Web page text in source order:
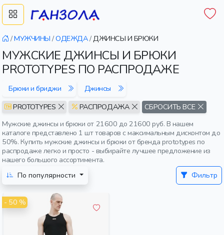
/МУЖЧИНЫ /ОДЕЖДА/ДЖИНСЫ И БРЮКИ
МУЖСКИЕ ДЖИНСЫ И БРЮКИ
PROTOTYPES ПО РАСПРОДАЖЕ
Брюки и бриджи
Джинсы
PROTOTYPES
РАСПРОДАЖА
СБРОСИТЬ ВСЕ
Мужские джинсы и брюки от 21600 до 21600 руб. В нашем
каталоге представлено 1 шт товаров с максимальным дисконтом до
50%. Купить мужские джинсы и брюки от бренда prototypes по
распродаже легко и просто - выбирайте лучшее предложение из
нашего большого ассортимента.
По популярности
Фильтр
- 50 %